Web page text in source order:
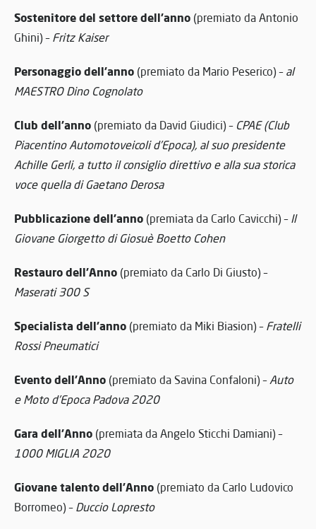
Sostenitore del settore dell’anno (premiato da Antonio
Ghini) – Fritz Kaiser
Personaggio dell’anno (premiato da Mario Peserico) – al
MAESTRO Dino Cognolato
Club dell’anno (premiato da David Giudici) – CPAE (Club
Piacentino Automotoveicoli d’Epoca), al suo presidente
Achille Gerli, a tutto il consiglio direttivo e alla sua storica
voce quella di Gaetano Derosa
Pubblicazione dell’anno (premiata da Carlo Cavicchi) – Il
Giovane Giorgetto di Giosuè Boetto Cohen
Restauro dell’Anno (premiato da Carlo Di Giusto) –
Maserati 300 S
Specialista dell’anno (premiato da Miki Biasion) – Fratelli
Rossi Pneumatici
Evento dell’Anno (premiato da Savina Confaloni) – Auto
e Moto d’Epoca Padova 2020
Gara dell’Anno (premiata da Angelo Sticchi Damiani) –
1000 MIGLIA 2020
Giovane talento dell’Anno (premiato da Carlo Ludovico
Borromeo) – Duccio Lopresto